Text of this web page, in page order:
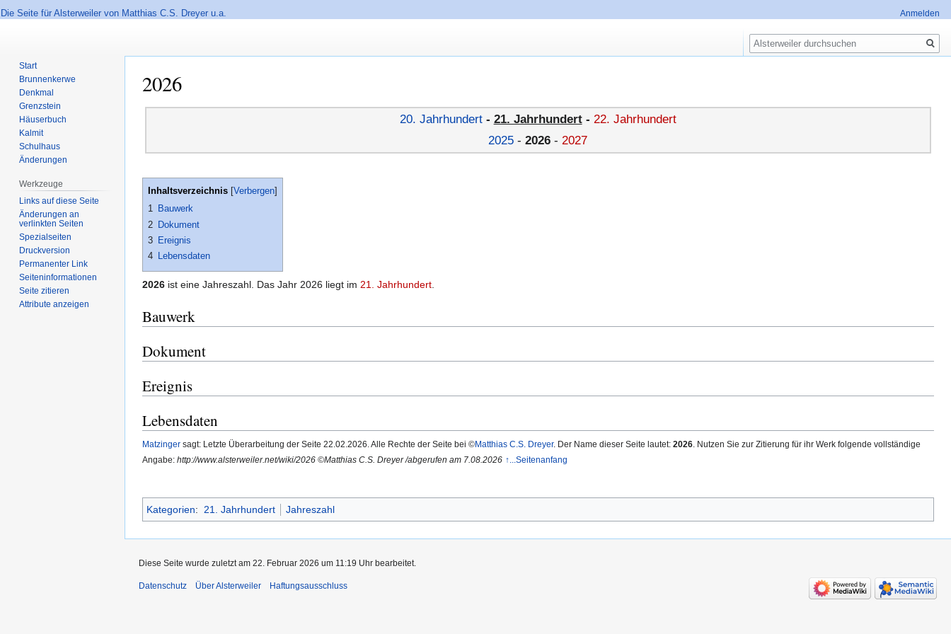
Die Seite für Alsterweiler von Matthias C.S. Dreyer u.a.
2026
20. Jahrhundert - 21. Jahrhundert - 22. Jahrhundert
2025 - 2026- 2027
Inhaltsverzeichnis
1 Bauwerk
2 Dokument
3 Ereignis
4 Lebensdaten
2026 ist eine Jahreszahl. Das Jahr 2026 liegt im 21. Jahrhundert.
Bauwerk
Dokument
Ereignis
Lebensdaten
Matzinger sagt: Letzte Überarbeitung der Seite 22.02.2026. Alle Rechte der Seite bei ©Matthias C.S. Dreyer. Der Name dieser Seite lautet: 2026 . Nutzen Sie zur Zitierung für ihr Werk folgende vollständige
Angabe: http://www.alsterweiler.net/wiki/2026 ©Matthias C.S. Dreyer /abgerufen am 7.08.2026 ↑...Seitenanfang
Kategorien: 21. Jahrhundert Jahreszahl
Anmelden
Suche
Start
Brunnenkerwe
Denkmal
Grenzstein
Häuserbuch
Kalmit
Schulhaus
Änderungen
Werkzeuge
Links auf diese Seite
Änderungen an
verlinkten Seiten
Spezialseiten
Druckversion
Permanenter Link
Seiten­informationen
Seite zitieren
Attribute anzeigen
Diese Seite wurde zuletzt am 22. Februar 2026 um 11:19 Uhr bearbeitet.
Datenschutz Über Alsterweiler Haftungsausschluss